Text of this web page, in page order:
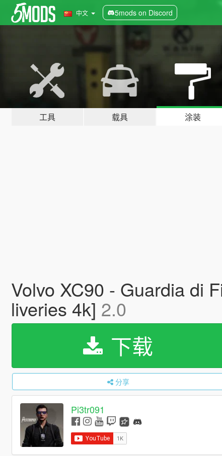
中文 5mods on Discord
工具 载具 涂装
Volvo XC90 - Guardia di
liveries 4k] 2.0
下载
分享
Pi3tr091